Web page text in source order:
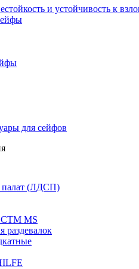
и устойчивость к
для сейфов
палат (ЛДСП)
MS